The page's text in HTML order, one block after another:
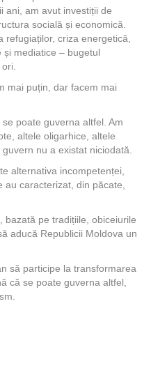
ani, am avut investiții de
socială și economică.
refugiaților, criza energetică,
și mediatice – bugetul
mai puțin, dar facem mai
poate guverna altfel. Am
altele oligarhice, altele
nu a existat niciodată.
alternativa incompetenței,
au caracterizat, din păcate,
bazată pe tradițiile, obiceiurile
aducă Republicii Moldova un
să participe la transformarea
că se poate guverna altfel,